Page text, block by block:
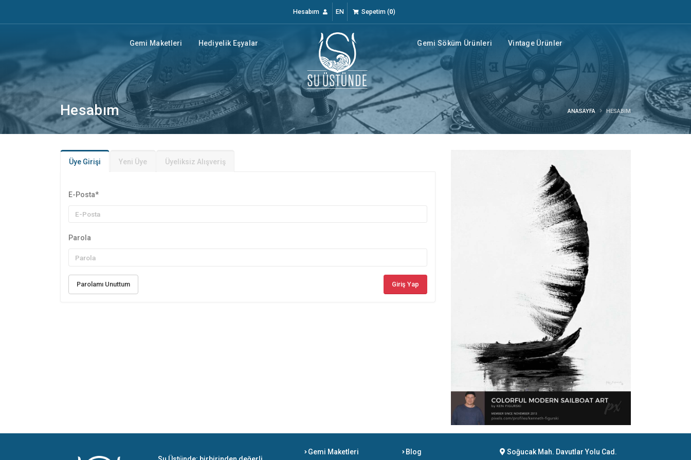
Hesabım EN Sepetim(0)
Gemi Maketleri Hediyelik Eşyalar Gemi Söküm Ürünleri Vintage Ürünler
Hesabım ANASAYFA HESABIM
Üye Girişi Yeni Üye Üyeliksiz Alışveriş
E-Posta*
Parola
Parolamı Unuttum Giriş Yap
Gemi Maketleri Blog
Soğucak Mah. Davutlar Yolu Cad.